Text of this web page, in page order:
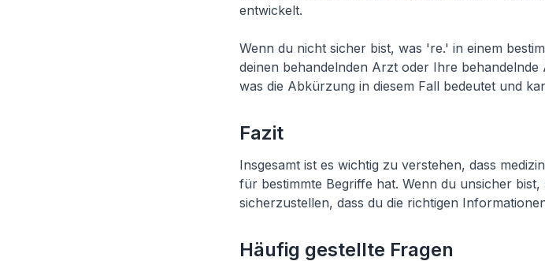
entwickelt.
Wenn du nicht sicher bist, was 're.' in einem
deinen behandelnden Arzt oder Ihre
was die Abkürzung in diesem Fall bedeutet und
Fazit
Insgesamt ist es wichtig zu verstehen, dass
für bestimmte Begriffe hat. Wenn du unsicher
sicherzustellen, dass du die richtigen
Häufig gestellte Fragen